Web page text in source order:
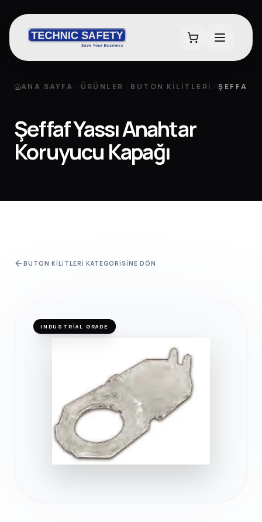
ANA SAYFA ÜRÜNLER BUTON KILITLERI ŞEFFAF
Şeffaf Yassı Anahtar
Koruyucu Kapağı
BUTON KILITLERI KATEGORISINE DÖN
INDUSTRIAL GRADE